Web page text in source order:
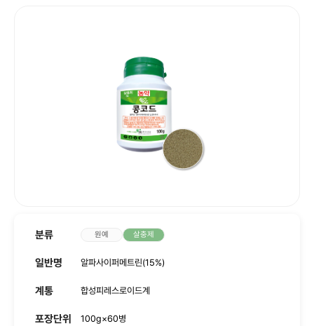
분류 원예 살충제
일반명 알파사이퍼메트린(15%)
계통 합성피레스로이드계
포장단위 100g×60병